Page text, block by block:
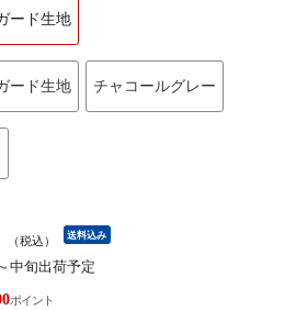
ード生地
ード生地 チャコールグレー
（税込） 送料込み
中旬出荷予定